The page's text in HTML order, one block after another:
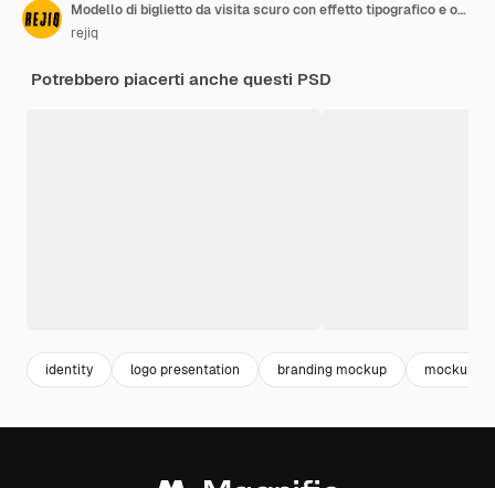
Modello di biglietto da visita scuro con effetto tipografico e ombra eccessiva
rejiq
Potrebbero piacerti anche questi PSD
identity logo presentation branding mockup mockup